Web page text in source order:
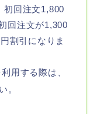
初回注文1,800
回注文が1,300
割引になりま
用する際は、
。